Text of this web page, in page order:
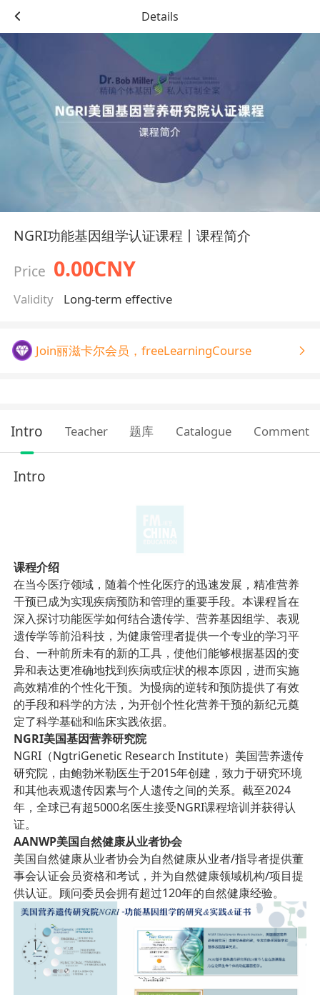
Details
NGRI功能基因组学认证课程丨课程简介
Price 0.00CNY
Validity Long-term effective
Join丽滋卡尔会员，freeLearningCourse
Intro Teacher 题库 Catalogue Comment
Intro
课程介绍
在当今医疗领域，随着个性化医疗的迅速发展，精准营养
干预已成为实现疾病预防和管理的重要手段。本课程旨在
深入探讨功能医学如何结合遗传学、营养基因组学、表观
遗传学等前沿科技，为健康管理者提供一个专业的学习平
台、一种前所未有的新的工具，使他们能够根据基因的变
异和表达更准确地找到疾病或症状的根本原因，进而实施
高效精准的个性化干预。为慢病的逆转和预防提供了有效
的手段和科学的方法，为开创个性化营养干预的新纪元奠
定了科学基础和临床实践依据。
NGRI美国基因营养研究院
NGRI（NgtriGenetic Research Institute）美国营养遗传
研究院，由鲍勃米勒医生于2015年创建，致力于研究环境
和其他表观遗传因素与个人遗传之间的关系。截至2024
年，全球已有超5000名医生接受NGRI课程培训并获得认
证。
AANWP美国自然健康从业者协会
美国自然健康从业者协会为自然健康从业者/指导者提供董
事会认证会员资格和考试，并为自然健康领域机构/项目提
供认证。顾问委员会拥有超过120年的自然健康经验。